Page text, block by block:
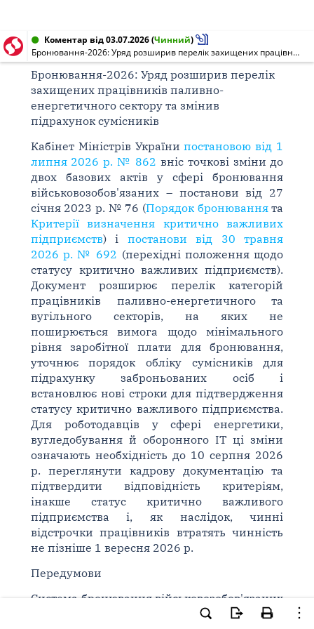
Коментар від 03.07.2026(Чинний)
Бронювання-2026: Уряд розширив перелік захищених працівників паливно-енергетичного сектору та змінив підрахунок сумісників
Бронювання-2026: Уряд розширив перелік
захищених працівників паливно-
енергетичного сектору та змінив
підрахунок сумісників
Кабінет Міністрів Українипостановою від 1
липня 2026 р. № 862 вніс точкові зміни до
двох базових актів у сфері бронювання
військовозобов'язаних – постанови від 27
січня 2023 р. № 76 (Порядок бронюваннята
Критерії визначення критично важливих
підприємств) і постанови від 30 травня
2026 р. № 692 (перехідні положення щодо
статусу критично важливих підприємств).
Документ розширює перелік категорій
працівників паливно-енергетичного та
вугільного секторів, на яких не
поширюється вимога щодо мінімального
рівня заробітної плати для бронювання,
уточнює порядок обліку сумісників для
підрахунку заброньованих осіб і
встановлює нові строки для підтвердження
статусу критично важливого підприємства.
Для роботодавців у сфері енергетики,
вугледобування й оборонного IT ці зміни
означають необхідність до 10 серпня 2026
р. переглянути кадрову документацію та
підтвердити відповідність критеріям,
інакше статус критично важливого
підприємства і, як наслідок, чинні
відстрочки працівників втратять чинність
не пізніше 1 вересня 2026 р.
Передумови
Система бронювання військовозобов'язаних
на період мобілізації та воєнний час